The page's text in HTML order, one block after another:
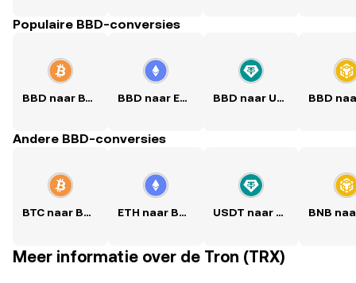
Populaire BBD-conversies
BBD naar BTC BBD naar ETH BBD naar USDT
Andere BBD-conversies
BTC naar BBD ETH naar BBD USDT naar BBD
Meer informatie over de Tron (TRX)